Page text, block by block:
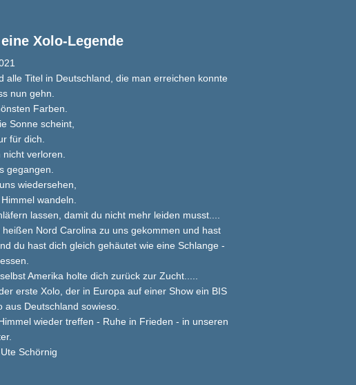
Xolo-Legende
alle Titel in Deutschland, die man erreichen konnte
nun gehn.
Farben.
Sonne scheint,
für dich.
verloren.
gegangen.
wiedersehen,
wandeln.
lassen, damit du nicht mehr leiden musst....
Nord Carolina zu uns gekommen und hast
du hast dich gleich gehäutet wie eine Schlange -
Amerika holte dich zurück zur Zucht.....
erste Xolo, der in Europa auf einer Show ein BIS
Deutschland sowieso.
wieder treffen - Ruhe in Frieden - in unseren
Schörnig